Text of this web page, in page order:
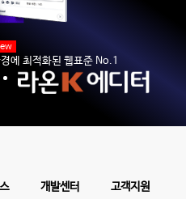
에 최적화된 웹표준 No.1
개발센터 고객지원